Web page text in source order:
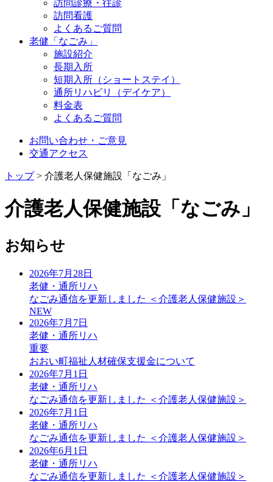
訪問診療・往診
訪問看護
よくあるご質問
老健「なごみ」
施設紹介
長期入所
短期入所（ショートステイ）
通所リハビリ（デイケア）
料金表
よくあるご質問
お問い合わせ・ご意見
交通アクセス
トップ> 介護老人保健施設「なごみ」
介護老人保健施設「なごみ」
お知らせ
2026年7月28日
老健・通所リハ
なごみ通信を更新しました ＜介護老人保健施設＞
NEW
2026年7月7日
老健・通所リハ
重要
おおい町福祉人材確保支援金について
2026年7月1日
老健・通所リハ
なごみ通信を更新しました ＜介護老人保健施設＞
2026年7月1日
老健・通所リハ
なごみ通信を更新しました ＜介護老人保健施設＞
2026年6月1日
老健・通所リハ
なごみ通信を更新しました ＜介護老人保健施設＞